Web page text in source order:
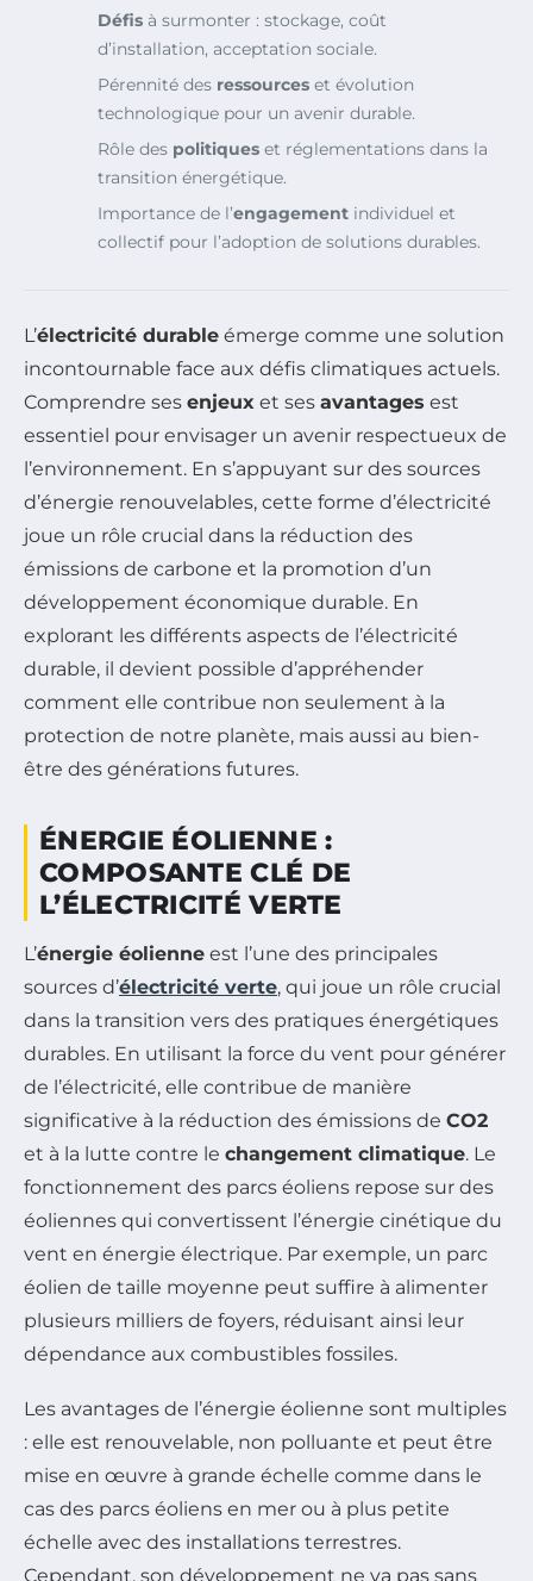
Défis à surmonter : stockage, coût
d’installation, acceptation sociale.
Pérennité des ressources et évolution
technologique pour un avenir durable.
Rôle des politiques et réglementations dans la
transition énergétique.
Importance de l’engagement individuel et
collectif pour l’adoption de solutions durables.
L’électricité durable émerge comme une solution
incontournable face aux défis climatiques actuels.
Comprendre ses enjeux et ses avantages est
essentiel pour envisager un avenir respectueux de
l’environnement. En s’appuyant sur des sources
d’énergie renouvelables, cette forme d’électricité
joue un rôle crucial dans la réduction des
émissions de carbone et la promotion d’un
développement économique durable. En
explorant les différents aspects de l’électricité
durable, il devient possible d’appréhender
comment elle contribue non seulement à la
protection de notre planète, mais aussi au bien-
être des générations futures.
ÉNERGIE ÉOLIENNE :
COMPOSANTE CLÉ DE
L’ÉLECTRICITÉ VERTE
L’énergie éolienne est l’une des principales
sources d’électricité verte, qui joue un rôle crucial
dans la transition vers des pratiques énergétiques
durables. En utilisant la force du vent pour générer
de l’électricité, elle contribue de manière
significative à la réduction des émissions de CO2
et à la lutte contre le changement climatique. Le
fonctionnement des parcs éoliens repose sur des
éoliennes qui convertissent l’énergie cinétique du
vent en énergie électrique. Par exemple, un parc
éolien de taille moyenne peut suffire à alimenter
plusieurs milliers de foyers, réduisant ainsi leur
dépendance aux combustibles fossiles.
Les avantages de l’énergie éolienne sont multiples
: elle est renouvelable, non polluante et peut être
mise en œuvre à grande échelle comme dans le
cas des parcs éoliens en mer ou à plus petite
échelle avec des installations terrestres.
Cependant, son développement ne va pas sans